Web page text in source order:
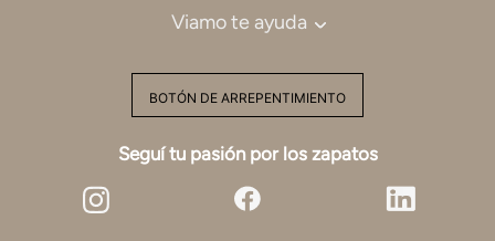
Viamo te ayuda
BOTÓN DE ARREPENTIMIENTO
Seguí tu pasión por los zapatos